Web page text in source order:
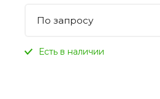
По запросу
Есть в наличии